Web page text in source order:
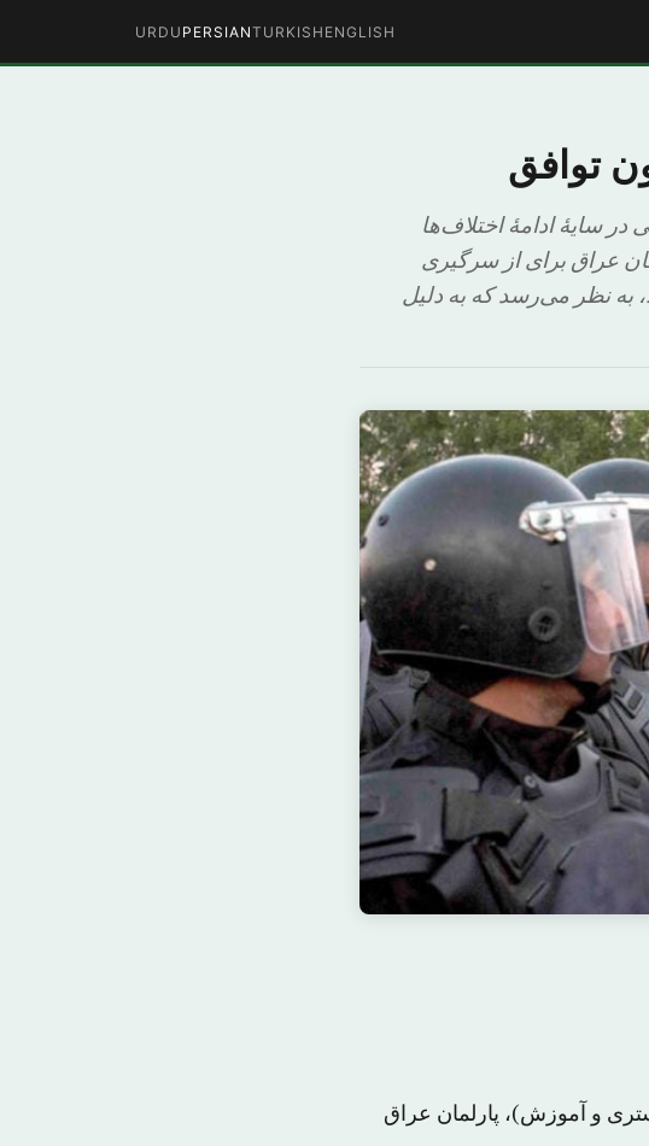
ENGLISH
TURKISH
PERSIAN
URDU
سایهٔ ادامهٔ اختلاف‌ها
عراق برای از سرگیری
به نظر می‌رسد که به دلیل
کشور، دادگستری و آموزش)، پارلمان عراق